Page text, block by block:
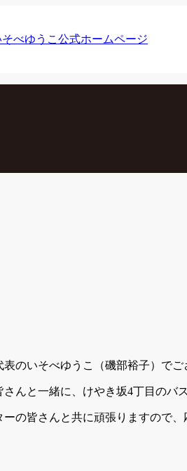
のいそべゆうこ（磯部裕子）でご
んと一緒に、けやき坂4丁目のバ
の皆さんと共に頑張りますので、